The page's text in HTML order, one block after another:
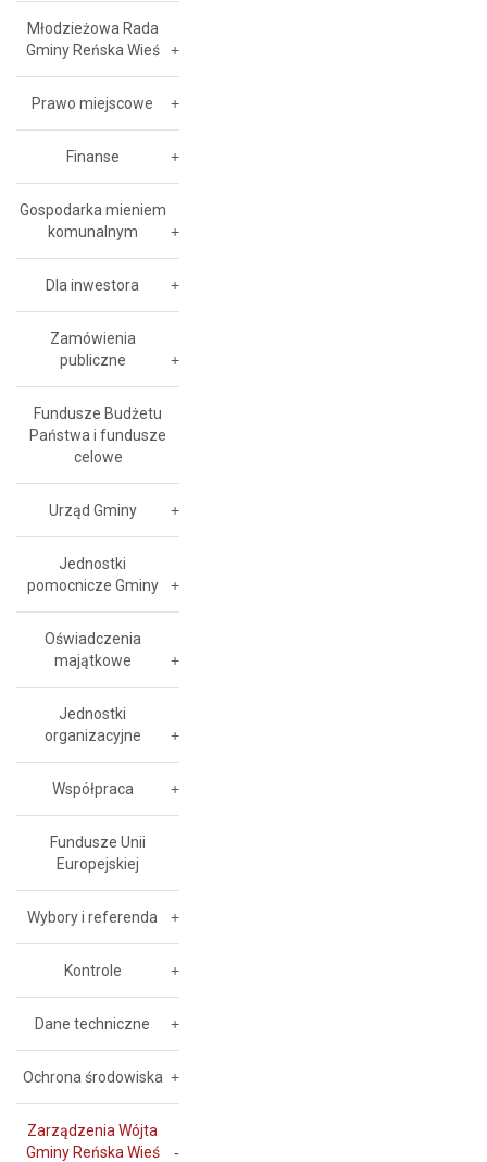
Młodzieżowa Rada
Gminy Reńska Wieś
Prawo miejscowe
Finanse
Gospodarka mieniem
komunalnym
Dla inwestora
Zamówienia
publiczne
Fundusze Budżetu
Państwa i fundusze
celowe
Urząd Gminy
Jednostki
pomocnicze Gminy
Oświadczenia
majątkowe
Jednostki
organizacyjne
Współpraca
Fundusze Unii
Europejskiej
Wybory i referenda
Kontrole
Dane techniczne
Ochrona środowiska
Zarządzenia Wójta
Gminy Reńska Wieś